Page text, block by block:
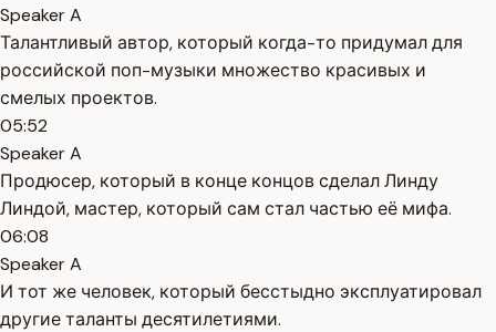
Speaker A
Талантливый автор, который когда-то придумал для
российской поп-музыки множество красивых и
смелых проектов.
05:52
Speaker A
Продюсер, который в конце концов сделал Линду
Линдой, мастер, который сам стал частью её мифа.
06:08
Speaker A
И тот же человек, который бесстыдно эксплуатировал
другие таланты десятилетиями.